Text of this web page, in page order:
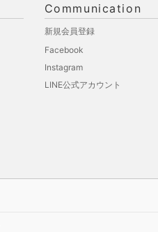
Communication
新規会員登録
Facebook
Instagram
LINE公式アカウント